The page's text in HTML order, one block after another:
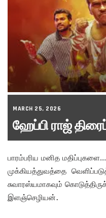
MARCH 25, 2026
ஹேப்பி ராஜ்
பாரம்பரிய மனித
முக்கியத்துவத்தை
சுவாரஸ்யமாகவும்
இளஞ்செழியன்.